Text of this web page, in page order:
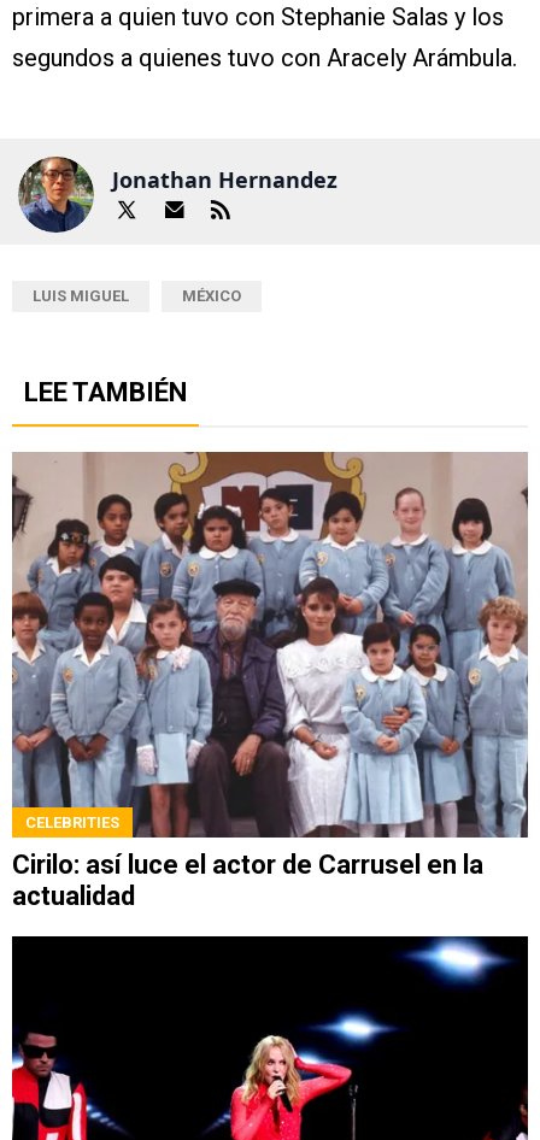
primera a quien tuvo con Stephanie Salas y los
segundos a quienes tuvo con Aracely Arámbula.
Jonathan Hernandez
LUIS MIGUEL MÉXICO
LEE TAMBIÉN
CELEBRITIES
Cirilo: así luce el actor de Carrusel en la
actualidad